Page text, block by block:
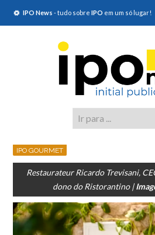
IPO News - tudo sobre IPO em um só lugar!
IPO GOURMET
Restaurateur Ricardo Trevisani,
dono do Ristorantino |